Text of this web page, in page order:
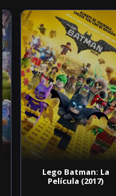
Lego Batman: La
Película (2017)